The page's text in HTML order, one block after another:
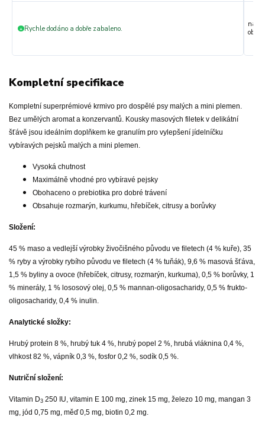
+ Rychle dodáno a dobře zabaleno.
Kompletní specifikace
Kompletní superprémiové krmivo pro dospělé psy malých a mini plemen.
Bez umělých aromat a konzervantů. Kousky masových filetek v delikátní
šťávě jsou ideálním doplňkem ke granulím pro vylepšení jídelníčku
vybíravých pejsků malých a mini plemen.
Vysoká chutnost
Maximálně vhodné pro vybíravé pejsky
Obohaceno o prebiotika pro dobré trávení
Obsahuje rozmarýn, kurkumu, hřebíček, citrusy a borůvky
Složení:
45 % maso a vedlejší výrobky živočišného původu ve filetech (4 % kuře), 35
% ryby a výrobky rybího původu ve filetech (4 % tuňák), 9,6 % masová šťáva,
1,5 % byliny a ovoce (hřebíček, citrusy, rozmarýn, kurkuma), 0,5 % borůvky, 1
% minerály, 1 % lososový olej, 0,5 % mannan-oligosacharidy, 0,5 % frukto-
oligosacharidy, 0,4 % inulin.
Analytické složky:
Hrubý protein 8 %, hrubý tuk 4 %, hrubý popel 2 %, hrubá vláknina 0,4 %,
vlhkost 82 %, vápník 0,3 %, fosfor 0,2 %, sodík 0,5 %.
Nutriční složení:
Vitamin D3 250 IU, vitamin E 100 mg, zinek 15 mg, železo 10 mg, mangan 3
mg, jód 0,75 mg, měď 0,5 mg, biotin 0,2 mg.